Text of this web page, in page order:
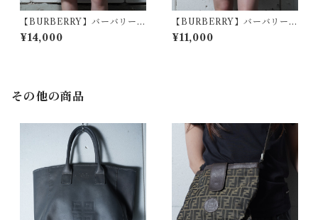
【BURBERRY】バーバリー
WOOL100%チェック柄タイ
トスカート olive
¥14,000
【BURBERRY】バーバリー
ベルト付ノバチェックタイト
スカート beige
¥11,000
その他の商品